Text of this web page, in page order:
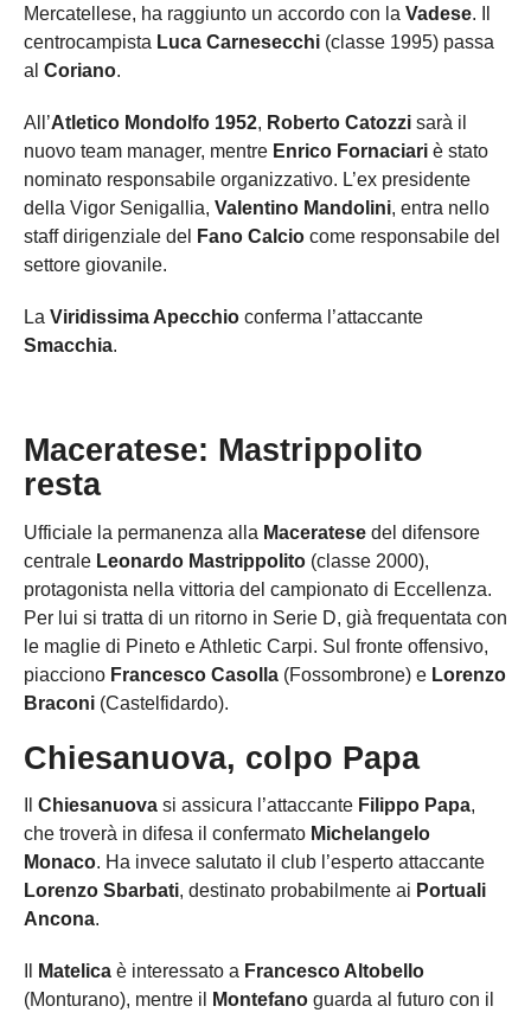
Mercatellese, ha raggiunto un accordo con la Vadese. Il
centrocampista Luca Carnesecchi (classe 1995) passa
al Coriano.
All’Atletico Mondolfo 1952, Roberto Catozzi sarà il
nuovo team manager, mentre Enrico Fornaciari è stato
nominato responsabile organizzativo. L’ex presidente
della Vigor Senigallia, Valentino Mandolini, entra nello
staff dirigenziale del
Fano Calcio come responsabile del
settore giovanile.
La Viridissima Apecchio conferma l’attaccante
Smacchia.
Maceratese: Mastrippolito
resta
Ufficiale la permanenza alla Maceratese del difensore
centrale Leonardo Mastrippolito (classe 2000),
protagonista nella vittoria del campionato di Eccellenza.
Per lui si tratta di un ritorno in Serie D, già frequentata con
le maglie di Pineto e Athletic Carpi. Sul fronte offensivo,
piacciono Francesco Casolla (Fossombrone) e Lorenzo
Braconi (Castelfidardo).
Chiesanuova, colpo Papa
Chiesanuova si assicura l’attaccante Filippo Papa,
che troverà in difesa il confermato Michelangelo
Monaco. Ha invece salutato il club l’esperto attaccante
Lorenzo Sbarbati, destinato probabilmente ai Portuali
Ancona.
Matelica è interessato a Francesco Altobello
(Monturano), mentre il
Montefano guarda al futuro con il